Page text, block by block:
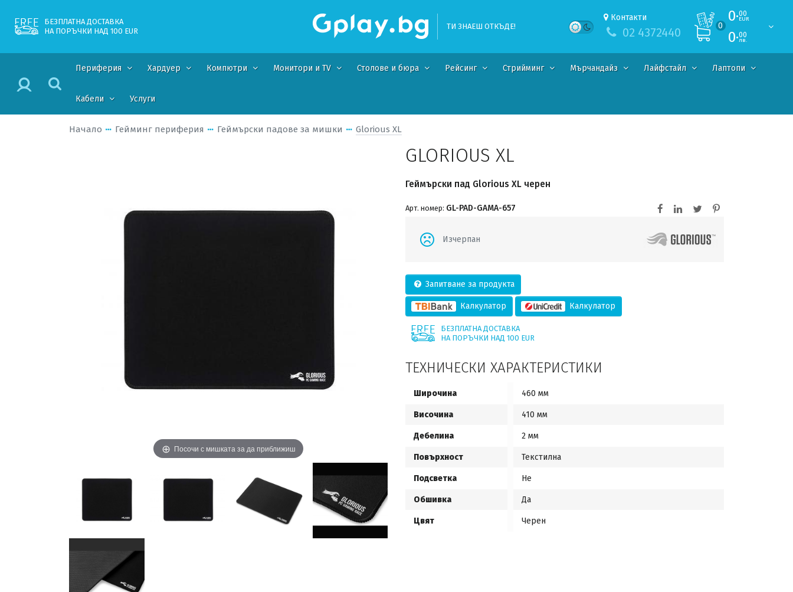
БЕЗПЛАТНА ДОСТАВКА
НА ПОРЪЧКИ НАД 100 EUR
ТИ ЗНАЕШ ОТКЪДЕ!
Контакти
02 4372440 0
0·00
EUR
0·00
лв.
Периферия Хардуер Компютри Монитори и TV Столове и бюра Рейсинг Стрийминг Мърчандайз Лайфстайл Лаптопи
Кабели Услуги
Начало Гейминг периферия Геймърски падове за мишки Glorious XL
Посочи с мишката за да приближиш
GLORIOUS XL
Геймърски пад Glorious XL черен
Арт. номер: GL-PAD-GAMA-657
Изчерпан
Запитване за продукта
Калкулатор Калкулатор
БЕЗПЛАТНА ДОСТАВКА
НА ПОРЪЧКИ НАД 100 EUR
ТЕХНИЧЕСКИ ХАРАКТЕРИСТИКИ
Широчина 460 мм
Височина 410 мм
Дебелина 2 мм
Повърхност Текстилна
Подсветка Не
Обшивка Да
Цвят Черен